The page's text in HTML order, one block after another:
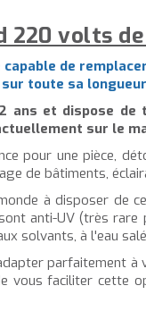
220 volts
de
toute sa
et dispose
sur le
pour une pièce,
de bâtiments,
à disposer de
anti-UV (très
solvants, à l'eau
parfaitement
vous faciliter cette